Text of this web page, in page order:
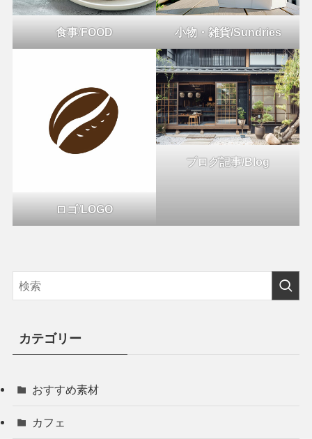
食事/FOOD 小物・雑貨/Sundries
ロゴ/LOGO
ブログ記事/Blog
カテゴリー
おすすめ素材
カフェ